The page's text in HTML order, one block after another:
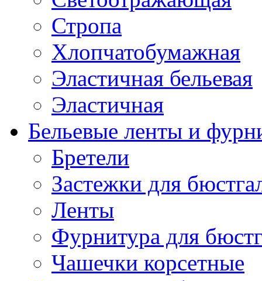
Стропа
Хлопчатобумажная
Эластичная бельевая
Эластичная
Бельевые ленты и
Бретели
Застежки для
Ленты
Фурнитура для
Чашечки корсетные